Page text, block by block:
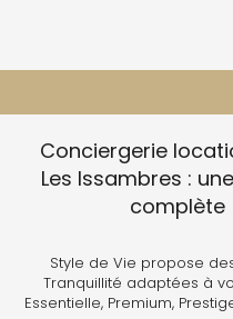
Conciergerie
Les Issambres :
complète
Style de Vie propose
Tranquillité adaptées à
Essentielle, Premium,